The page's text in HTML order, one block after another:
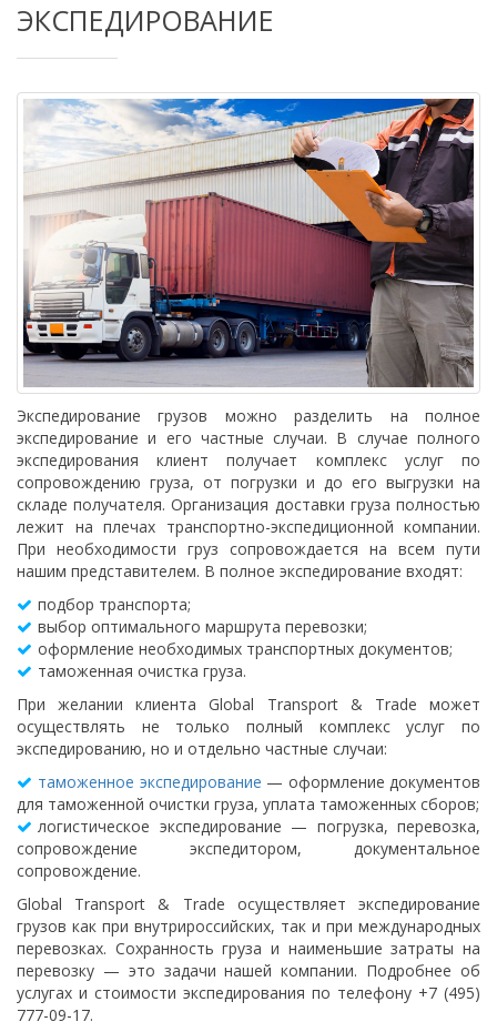
ЭКСПЕДИРОВАНИЕ
Экспедирование грузов можно разделить на полное
экспедирование и его частные случаи. В случае полного
экспедирования клиент получает комплекс услуг по
сопровождению груза, от погрузки и до его выгрузки на
складе получателя. Организация доставки груза полностью
лежит на плечах транспортно-экспедиционной компании.
При необходимости груз сопровождается на всем пути
нашим представителем. В полное экспедирование входят:
подбор транспорта;
выбор оптимального маршрута перевозки;
оформление необходимых транспортных документов;
таможенная очистка груза.
При желании клиента Global Transport & Trade может
осуществлять не только полный комплекс услуг по
экспедированию, но и отдельно частные случаи:
таможенное экспедирование — оформление документов
для таможенной очистки груза, уплата таможенных сборов;
логистическое экспедирование — погрузка, перевозка,
сопровождение экспедитором, документальное
сопровождение.
Global Transport & Trade осуществляет экспедирование
грузов как при внутрироссийских, так и при международных
перевозках. Сохранность груза и наименьшие затраты на
перевозку — это задачи нашей компании. Подробнее об
услугах и стоимости экспедирования по телефону +7 (495)
777-09-17.